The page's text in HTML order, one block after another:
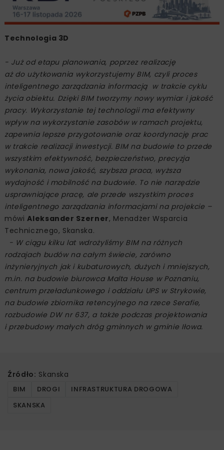
Technologia 3D
- Już od etapu planowania, poprzez realizację
aż do użytkowania wykorzystujemy BIM, czyli proces
inteligentnego zarządzania informacją w trakcie cyklu
życia obiektu. Dzięki BIM tworzymy nowy wymiar i jakość
pracy. Wykorzystanie tej technologii ma efektywny
wpływ na wykorzystanie zasobów w ramach projektu,
zapewnia lepsze przygotowanie oraz koordynację prac
w trakcie realizacji inwestycji. BIM na budowie to przede
wszystkim efektywność, bezpieczeństwo, precyzja
wykonania, nowa jakość, szybsza praca, wyższa
wydajność i mobilność na budowie. To nie narzędzie
usprawniające pracę, ale przede wszystkim proces
inteligentnego zarządzania informacjami na projekcie –
mówiAleksander Szerner, Menadżer Wsparcia
Technicznego, Skanska.
- W ciągu kilku lat wdrożyliśmy BIM na różnych
rodzajach budów na całym świecie, zarówno
inżynieryjnych jak i kubaturowych, dużych i mniejszych,
m.in. na budowie biurowca Malta House w Poznaniu,
centrum przeładunkowego i oddziału UPS w Strykowie,
na budowie zbiornika retencyjnego na rzece Serafie,
rozbudowie DW nr 637, a także podczas projektowania
i przebudowy małych dróg gminnych w gminie Iłowa.
Źródło: Skanska
BIM DROGI
INFRASTRUKTURA DROGOWA
SKANSKA